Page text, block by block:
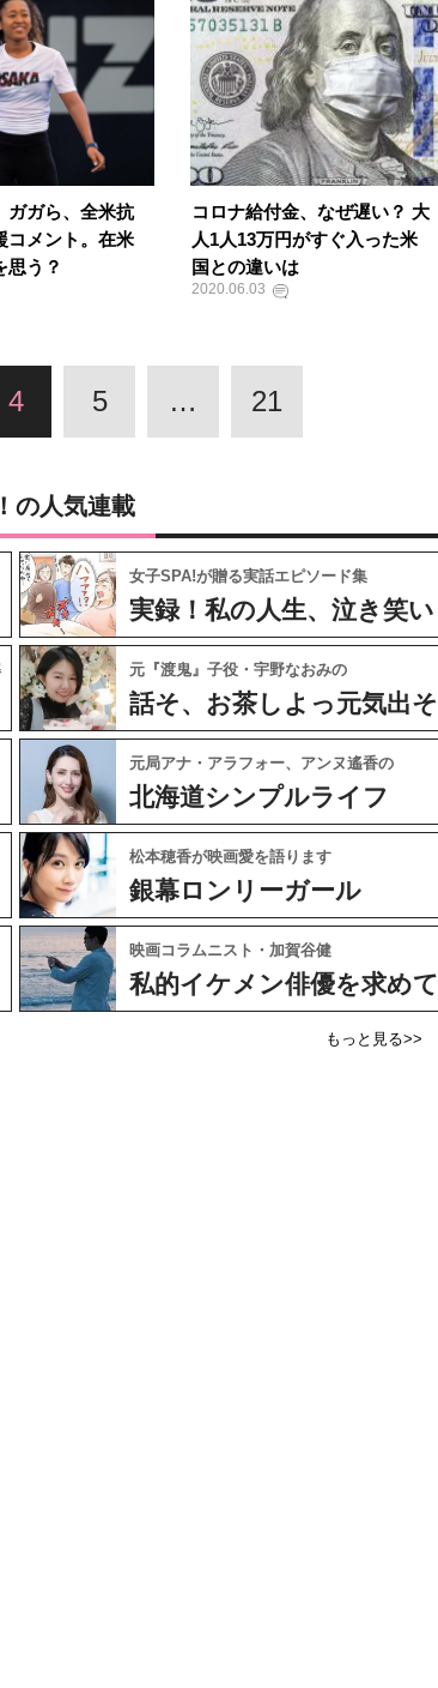
ガガら、全米抗
コメント。在米
思う？
コロナ給付金、なぜ遅い？ 大
人1人13万円がすぐ入った米
国との違いは
2020.06.03
4 5 … 21
の人気連載
女子SPA!が贈る実話エピソード集
実録！私の人生、泣き笑い
元『渡鬼』子役・宇野なおみの
話そ、お茶しよっ元気出そ
元局アナ・アラフォー、アンヌ遙香の
北海道シンプルライフ
松本穂香が映画愛を語ります
銀幕ロンリーガール
映画コラムニスト・加賀谷健
私的イケメン俳優を求めて
もっと見る>>